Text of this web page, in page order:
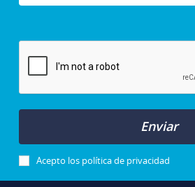
Enviar
Acepto los política de privacidad